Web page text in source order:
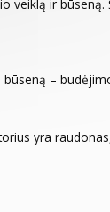
ir
–
yra